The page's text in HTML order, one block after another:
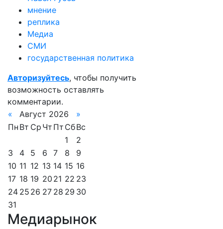
мнение
реплика
Медиа
СМИ
государственная политика
Авторизуйтесь, чтобы получить
возможность оставлять
комментарии.
«
Август 2026
»
Пн Вт Ср Чт Пт СбВс
1
2
3
4 5 6 7 8
9
10 11 12 13 14 15 16
17 18 19 20 21 22 23
24 25 26 27 28 29 30
31
Медиарынок